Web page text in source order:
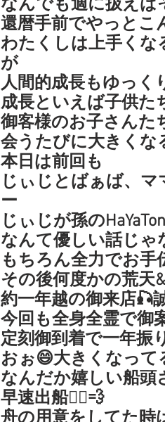
なんでも適に扱え
還暦手前でやっとこ
わたくしは上手くな
が
人間的成長もゆっく
成長といえば子供た
御客様のお子さんた
会うたびに大きくな
本日は前回も
じぃじとばぁば、マ
ー
じぃじが孫の
なんて優しい話じゃ
もちろん全力でお手
その後何度かの荒天
約一年越の御来店🎣
今回も全身全霊で御
定刻御到着で一年振
おぉ😄大きくなって
なんだか嬉しい船頭
早速出船🚣‍♀️💨